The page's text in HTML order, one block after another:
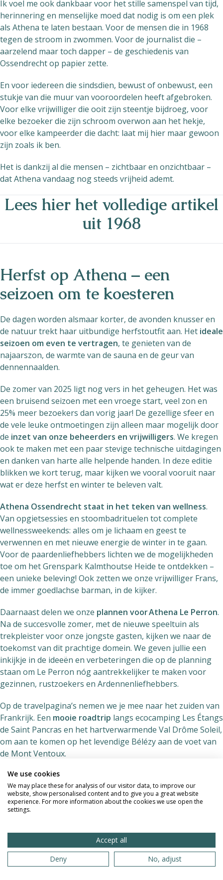
Ik voel me ook dankbaar voor het stille samenspel van tijd,
herinnering en menselijke moed dat nodig is om een plek
als Athena te laten bestaan. Voor de mensen die in 1968
tegen de stroom in zwommen. Voor de journalist die –
aarzelend maar toch dapper – de geschiedenis van
Ossendrecht op papier zette.
En voor iedereen die sindsdien, bewust of onbewust, een
stukje van die muur van vooroordelen heeft afgebroken.
Voor elke vrijwilliger die ooit zijn steentje bijdroeg, voor
elke bezoeker die zijn schroom overwon aan het hekje,
voor elke kampeerder die dacht: laat mij hier maar gewoon
zijn zoals ik ben.
Het is dankzij al die mensen – zichtbaar en onzichtbaar –
dat Athena vandaag nog steeds vrijheid ademt.
Lees hier het volledige artikel
uit 1968
Herfst op Athena – een
seizoen om te koesteren
De dagen worden alsmaar korter, de avonden knusser en
de natuur trekt haar uitbundige herfstoutfit aan. Het ideale
seizoen om even te vertragen, te genieten van de
najaarszon, de warmte van de sauna en de geur van
dennennaalden.
De zomer van 2025 ligt nog vers in het geheugen. Het was
een bruisend seizoen met een vroege start, veel zon en
25% meer bezoekers dan vorig jaar! De gezellige sfeer en
de vele leuke ontmoetingen zijn alleen maar mogelijk door
de inzet van onze beheerders en vrijwilligers. We kregen
ook te maken met een paar stevige technische uitdagingen
en danken van harte alle helpende handen. In deze editie
blikken we kort terug, maar kijken we vooral vooruit naar
wat er deze herfst en winter te beleven valt.
Athena Ossendrecht staat in het teken van wellness.
Van opgietsessies en stoombadrituelen tot complete
wellnessweekends: alles om je lichaam en geest te
verwennen en met nieuwe energie de winter in te gaan.
Voor de paardenliefhebbers lichten we de mogelijkheden
toe om het Grenspark Kalmthoutse Heide te ontdekken –
een unieke beleving! Ook zetten we onze vrijwilliger Frans,
de immer goedlachse barman, in de kijker.
Daarnaast delen we onze plannen voor Athena Le Perron.
Na de succesvolle zomer, met de nieuwe speeltuin als
trekpleister voor onze jongste gasten, kijken we naar de
toekomst van dit prachtige domein. We geven jullie een
inkijkje in de ideeën en verbeteringen die op de planning
staan om Le Perron nóg aantrekkelijker te maken voor
gezinnen, rustzoekers en Ardennenliefhebbers.
Op de travelpagina’s nemen we je mee naar het zuiden van
Frankrijk. Een mooie roadtrip langs ecocamping Les Étangs
de Saint Pancras en het hartverwarmende Val Drôme Soleil,
om aan te komen op het levendige Bélézy aan de voet van
de Mont Ventoux.
In dit nummer ook de column van Naked Wanderings, altijd
een moment van herkenning en inspiratie. Fela maakte
opnieuw een geweldige illustratie. Je krijgt tips om te gaan
winterkamperen
Veel leesplezier en hopelijk tot snel op Athena – voor een
weekendje natuur, een avond wellness of gewoon een
warm weerzien. Dank voor je lidmaatschap, samen vormen
We use cookies
We may place these for analysis of our visitor data, to improve our
website, show personalised content and to give you a great website
experience. For more information about the cookies we use open the
settings.
Accept all
Deny
No, adjust